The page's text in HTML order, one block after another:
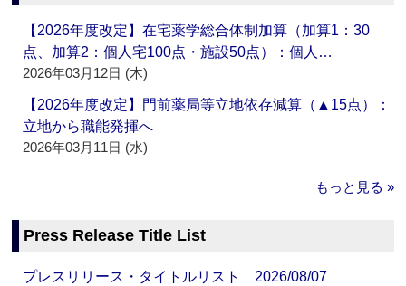
【2026年度改定】在宅薬学総合体制加算（加算1：30
点、加算2：個人宅100点・施設50点）：個人…
2026年03月12日 (木)
【2026年度改定】門前薬局等立地依存減算（▲15点）：
立地から職能発揮へ
2026年03月11日 (水)
もっと見る »
Press Release Title List
プレスリリース・タイトルリスト 2026/08/07